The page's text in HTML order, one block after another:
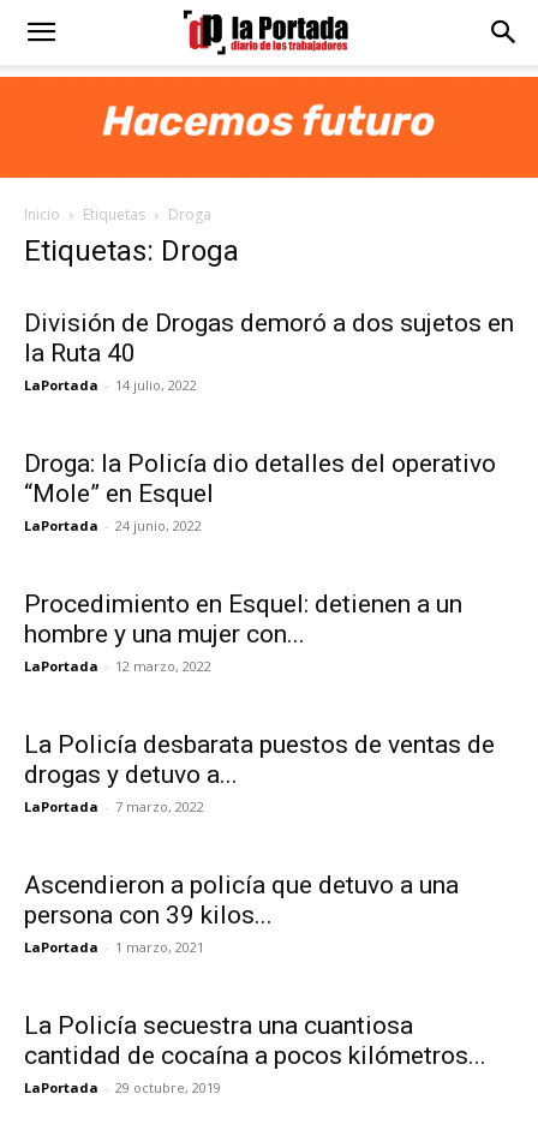
Diario
Portada
Inicio Etiquetas Droga
Etiquetas: Droga
División de Drogas demoró a dos sujetos en
la Ruta 40
LaPortada - 14 julio, 2022
Droga: la Policía dio detalles del operativo
“Mole” en Esquel
LaPortada - 24 junio, 2022
Procedimiento en Esquel: detienen a un
hombre y una mujer con...
LaPortada - 12 marzo, 2022
La Policía desbarata puestos de ventas de
drogas y detuvo a...
LaPortada - 7 marzo, 2022
Ascendieron a policía que detuvo a una
persona con 39 kilos...
LaPortada - 1 marzo, 2021
La Policía secuestra una cuantiosa
cantidad de cocaína a pocos kilómetros...
LaPortada - 29 octubre, 2019